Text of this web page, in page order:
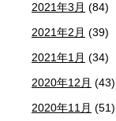
2021年3月 (84)
2021年2月 (39)
2021年1月 (34)
2020年12月 (43)
2020年11月 (51)